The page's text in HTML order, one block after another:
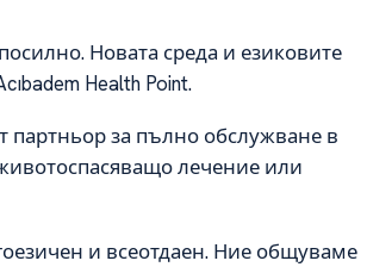
Новата среда и езиковите
Health Point.
партньор за пълно обслужване в
лечение или
и всеотдаен. Ние общуваме